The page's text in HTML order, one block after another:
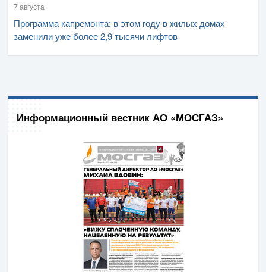
7 августа
Программа капремонта: в этом году в жилых домах
заменили уже более 2,9 тысячи лифтов
Информационный вестник АО «МОСГАЗ»